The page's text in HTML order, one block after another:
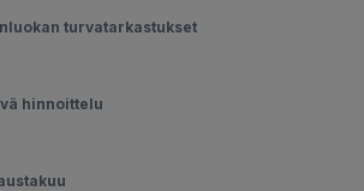
turvatarkastukset
hinnoittelu